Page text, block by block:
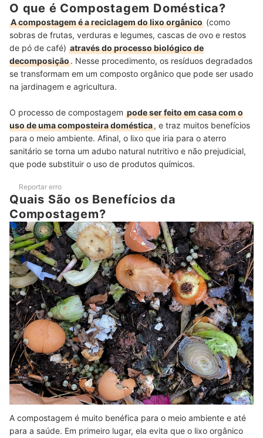
Como Usar a Composteira
Conheça as Melhores Opções de Composteiras do Mercado
Conclusão
O que é Compostagem Doméstica?
A compostagem é a reciclagem do lixo orgânico (como
sobras de frutas, verduras e legumes, cascas de ovo e restos
de pó de café) através do processo biológico de
decomposição. Nesse procedimento, os resíduos degradados
se transformam em um composto orgânico que pode ser usado
na jardinagem e agricultura.
O processo de compostagem pode ser feito em casa com o
uso de uma composteira doméstica, e traz muitos benefícios
para o meio ambiente. Afinal, o lixo que iria para o aterro
sanitário se torna um adubo natural nutritivo e não prejudicial,
que pode substituir o uso de produtos químicos.
Reportar erro
Quais São os Benefícios da
Compostagem?
A compostagem é muito benéfica para o meio ambiente e até
para a saúde. Em primeiro lugar, ela evita que o lixo orgânico